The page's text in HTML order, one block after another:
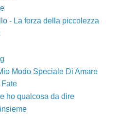
- La forza della piccolezza
Modo Speciale Di Amare
Fate
ho qualcosa da dire